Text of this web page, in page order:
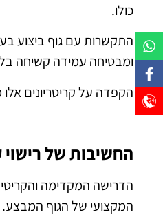
כולו.
התקשרות עם גוף ביצוע
ומבטיחה עמידה קשיחה
הקפדה על קריטריונים אלו
החשיבות של רישוי
הדרישה המקדימה
המקצועי של הגוף המבצע.